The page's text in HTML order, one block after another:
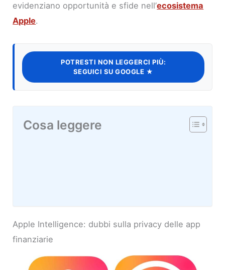
evidenziano opportunità e sfide nell’ecosistema
Apple.
POTRESTI NON LEGGERCI PIÙ:
SEGUICI SU GOOGLE ★
Cosa leggere
Apple Intelligence: dubbi sulla privacy delle app
finanziarie